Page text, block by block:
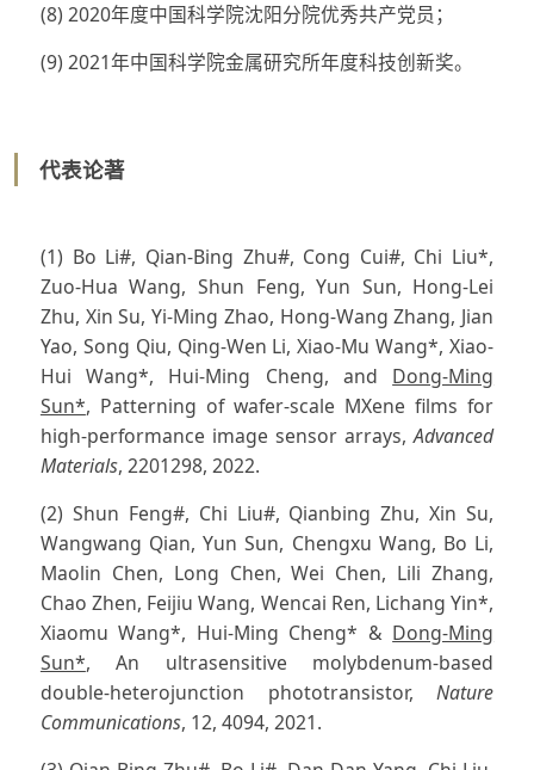
(8) 2020年度中国科学院沈阳分院优秀共产党员；
(9) 2021年中国科学院金属研究所年度科技创新奖。
代表论著
(1) Bo Li#, Qian-Bing Zhu#, Cong Cui#, Chi Liu*,
Zuo-Hua Wang, Shun Feng, Yun Sun, Hong-Lei
Zhu, Xin Su, Yi-Ming Zhao, Hong-Wang Zhang, Jian
Yao, Song Qiu, Qing-Wen Li, Xiao-Mu Wang*, Xiao-
Hui Wang*, Hui-Ming Cheng, and Dong-Ming
Sun*, Patterning of wafer-scale MXene films for
high-performance image sensor arrays,Advanced
Materials, 2201298, 2022.
(2) Shun Feng#, Chi Liu#, Qianbing Zhu, Xin Su,
Wangwang Qian, Yun Sun, Chengxu Wang, Bo Li,
Maolin Chen, Long Chen, Wei Chen, Lili Zhang,
Chao Zhen, Feijiu Wang, Wencai Ren, Lichang Yin*,
Xiaomu Wang*, Hui-Ming Cheng* & Dong-Ming
Sun*, An ultrasensitive molybdenum-based
double-heterojunction phototransistor,Nature
Communications, 12, 4094, 2021.